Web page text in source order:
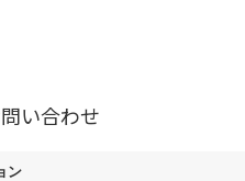
い合わせ
ン